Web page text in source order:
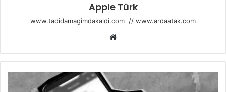
Apple Türk
www.tadidamagimdakaldi.com // www.ardaatak.com
Web